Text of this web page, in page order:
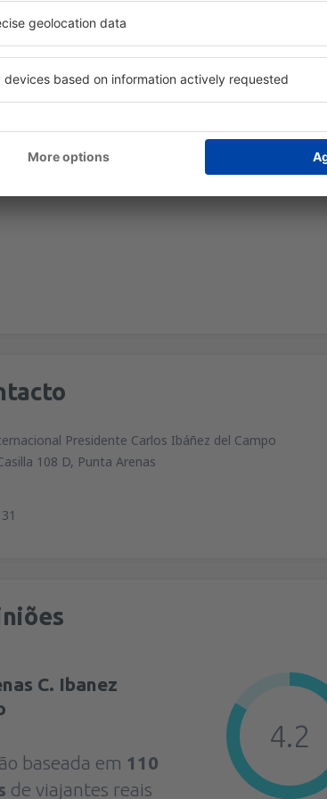
Presidente Carlos Ibáñez del Campo
108 D, Punta Arenas
C. Ibanez
baseada em 110
de viajantes reais
4.2